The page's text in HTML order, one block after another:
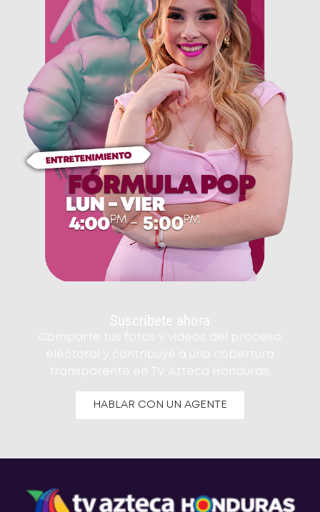
Suscribete ahora
Comparte tus fotos y videos del proceso
electoral y contribuye a una cobertura
transparente en TV Azteca Honduras.
HABLAR CON UN AGENTE